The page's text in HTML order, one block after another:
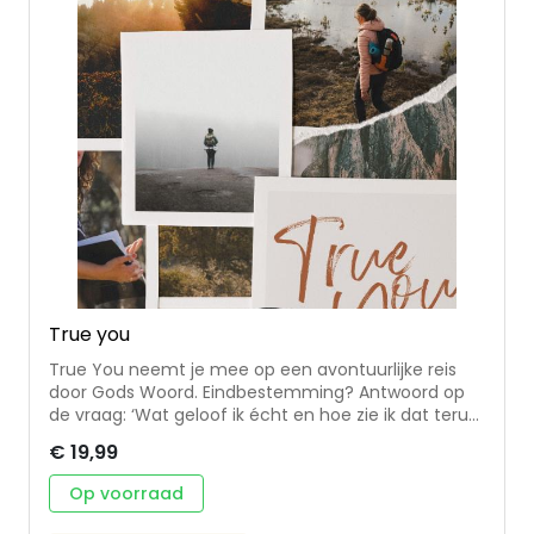
True you
True You neemt je mee op een avontuurlijke reis
door Gods Woord. Eindbestemming? Antwoord op
de vraag: ‘Wat geloof ik écht en hoe zie ik dat terug
over de kern van jouw (geloofs)identiteit. De
papieren journal wordt gecombineerd met online
video’s en gespreksvragen. True You is dan ook
€ 19,99
Op voorraad